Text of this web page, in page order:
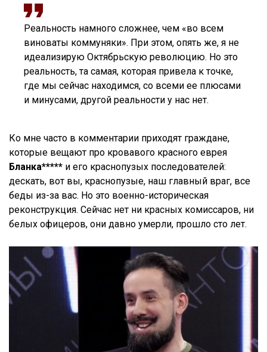
Реальность намного сложнее, чем «во всем
виноваты коммуняки». При этом, опять же, я не
идеализирую Октябрьскую революцию. Но это
реальность, та самая, которая привела к точке,
где мы сейчас находимся, со всеми ее плюсами
и минусами, другой реальности у нас нет.
Ко мне часто в комментарии приходят граждане,
которые вещают про кровавого красного еврея
Бланка***** и его краснопузых последователей:
дескать, вот вы, краснопузые, наш главный враг, все
беды из-за вас. Но это военно-историческая
реконструкция. Сейчас нет ни красных комиссаров, ни
белых офицеров, они давно умерли, прошло сто лет.